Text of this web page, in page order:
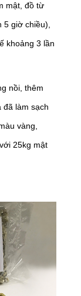
mật, đồ từ
giờ chiều),
khoảng 3 lần
nồi, thêm
đã làm sạch
vàng,
25kg mật